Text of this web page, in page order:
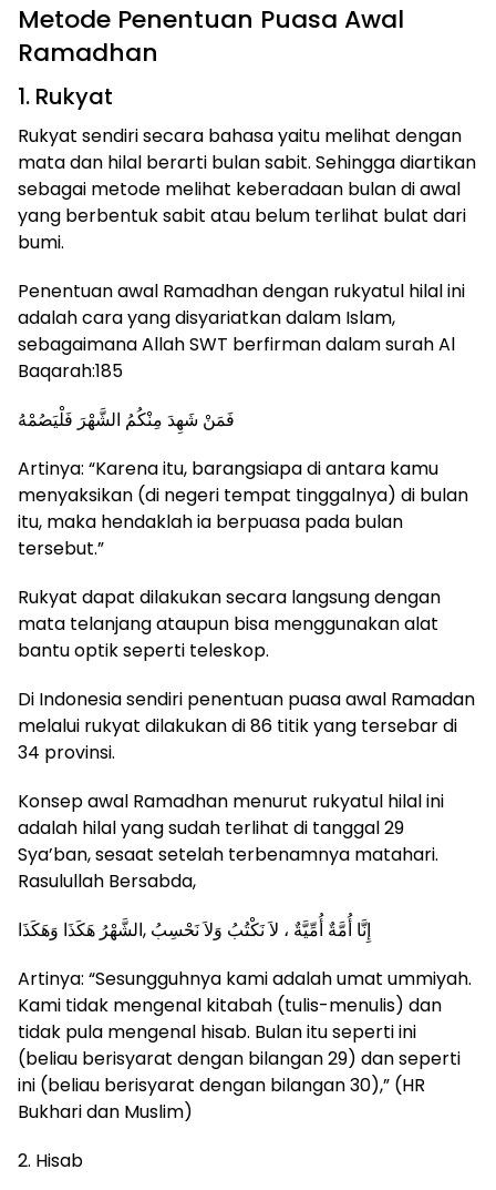
Metode Penentuan Puasa Awal
Ramadhan
1. Rukyat
Rukyat sendiri secara bahasa yaitu melihat dengan
mata dan hilal berarti bulan sabit. Sehingga diartikan
sebagai metode melihat keberadaan bulan di awal
yang berbentuk sabit atau belum terlihat bulat dari
bumi.
Penentuan awal Ramadhan dengan rukyatul hilal ini
adalah cara yang disyariatkan dalam Islam,
sebagaimana Allah SWT berfirman dalam surah Al
Baqarah:185
فَمَنْ شَهِدَ مِنْكُمُ الشَّهْرَ فَلْيَصُمْهُ
Artinya: “Karena itu, barangsiapa di antara kamu
menyaksikan (di negeri tempat tinggalnya) di bulan
itu, maka hendaklah ia berpuasa pada bulan
tersebut.”
Rukyat dapat dilakukan secara langsung dengan
mata telanjang ataupun bisa menggunakan alat
bantu optik seperti teleskop.
Di Indonesia sendiri penentuan puasa awal Ramadan
melalui rukyat dilakukan di 86 titik yang tersebar di
34 provinsi.
Konsep awal Ramadhan menurut rukyatul hilal ini
adalah hilal yang sudah terlihat di tanggal 29
Sya’ban, sesaat setelah terbenamnya matahari.
Rasulullah Bersabda,
إِنَّا أُمَّةٌ أُمِّيَّةٌ ، لاَ نَكْتُبُ وَلاَ نَحْسِبُ ,الشَّهْرُ هَكَذَا وَهَكَذَا
Artinya: “Sesungguhnya kami adalah umat ummiyah.
Kami tidak mengenal kitabah (tulis-menulis) dan
tidak pula mengenal hisab. Bulan itu seperti ini
(beliau berisyarat dengan bilangan 29) dan seperti
ini (beliau berisyarat dengan bilangan 30),” (HR
Bukhari dan Muslim)
2. Hisab